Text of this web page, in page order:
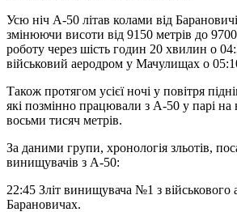
Усю ніч А-50 літав колами від
змінюючи висоти від 9150 метрів до
роботу через шість годин 20 хвилин о
військовий аеродром у Мачулищах о
Також протягом усієї ночі у повітря
які позмінно працювали з А-50 у парі на
восьми тисяч метрів.
За даними групи, хронологія зльотів,
винищувачів з А-50:
22:45 Зліт винищувача №1 з військового
Барановичах.